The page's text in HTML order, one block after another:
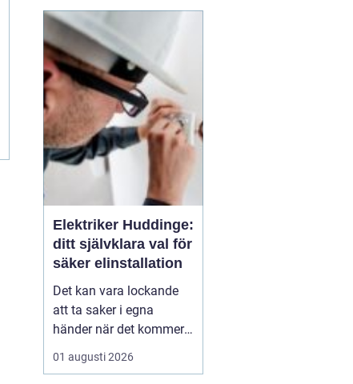
är skillnaden tydlig
redan efter första
veckan: mindre stök,
torrar...
Elektriker Huddinge:
ditt självklara val för
säker elinstallation
Det kan vara lockande
att ta saker i egna
händer när det kommer
till hemförbättringar,
men när det handlar om
01 augusti 2026